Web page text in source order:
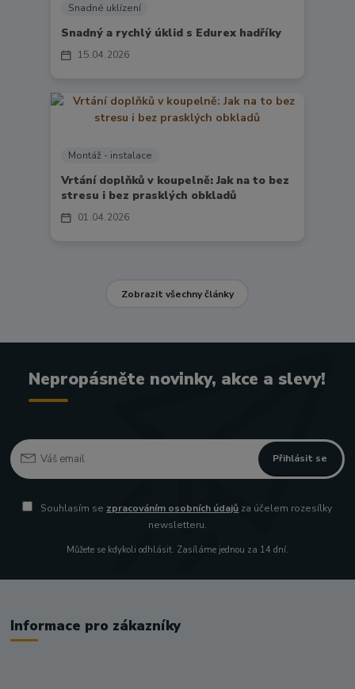
15 04 2026
Snadné uklízení
Snadný a rychlý úklid s Edurex hadříky
01 04 2026
Montáž - instalace
Vrtání doplňků v koupelně: Jak na to bez
stresu i bez prasklých obkladů
Zobrazit všechny články
Nepropásněte novinky, akce a slevy!
Přihlásit se
Souhlasím se zpracováním osobních údajů za účelem rozesílky
newsletteru.
Můžete se kdykoli odhlásit. Zasíláme jednou za 14 dní.
Informace pro zákazníky